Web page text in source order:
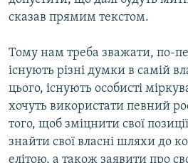
сказав прямим текстом.
Тому нам треба зважати, по-
існують різні думки в самій
цього, існують особисті
хочуть використати певний
того, щоб зміцнити свої
знайти свої власні шляхи до
елітою, а також заявити про